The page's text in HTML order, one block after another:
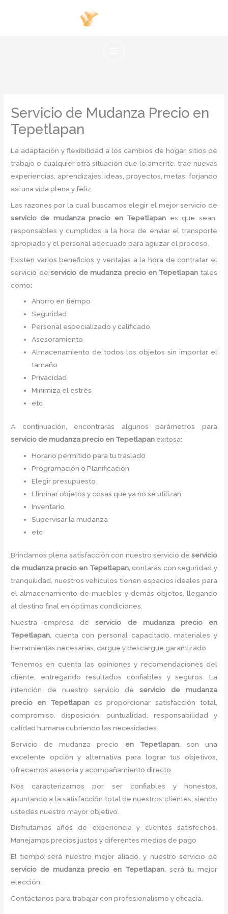
Servicio de Mudanza Precio en
Tepetlapan
La adaptación y flexibilidad a los cambios de hogar, sitios de
trabajo o cualquier otra situación que lo amerite, trae nuevas
experiencias, aprendizajes, ideas, proyectos, metas, forjando
así una vida plena y feliz.
Las razones por la cual buscamos elegir el mejor servicio de
servicio de mudanza precio en Tepetlapan es que sean
responsables y cumplidos a la hora de enviar el transporte
apropiado y el personal adecuado para agilizar el proceso.
Existen varios beneficios y ventajas a la hora de contratar el
servicio de servicio de mudanza precio en Tepetlapan tales
como:
Ahorro en tiempo
Seguridad
Personal especializado y calificado
Asesoramiento
Almacenamiento de todos los objetos sin importar el
tamaño
Privacidad
Minimiza el estrés
etc
A continuación, encontrarás algunos parámetros para
servicio de mudanza precio en Tepetlapan exitosa:
Horario permitido para tu traslado
Programación o Planificación
Elegir presupuesto
Eliminar objetos y cosas que ya no se utilizan
Inventario
Supervisar la mudanza
etc
Brindamos plena satisfacción con nuestro servicio de servicio
de mudanza precio en Tepetlapan, contarás con seguridad y
tranquilidad, nuestros vehículos tienen espacios ideales para
el almacenamiento de muebles y demás objetos, llegando
al destino final en óptimas condiciones.
Nuestra empresa deservicio de mudanza precio
en
Tepetlapan , cuenta con personal capacitado, materiales y
herramientas necesarias, cargue y descargue garantizado.
Tenemos en cuenta las opiniones y recomendaciones del
cliente, entregando resultados confiables y seguros. La
intención de nuestro servicio de servicio de mudanza
precio
en Tepetlapanes proporcionar satisfacción total,
compromiso, disposición, puntualidad, responsabilidad y
calidad humana cubriendo las necesidades.
Servicio de mudanza precio en Tepetlapan, son una
excelente opción y alternativa para lograr tus objetivos,
ofrecemos asesoría y acompañamiento directo.
Nos caracterizamos por ser confiables y honestos,
apuntando a la satisfacción total de nuestros clientes, siendo
ustedes nuestro mayor objetivo.
Disfrutamos años de experiencia y clientes satisfechos.
Manejamos precios justos y diferentes medios de pago
El tiempo será nuestro mejor aliado, y nuestro servicio de
servicio de mudanza precio en Tepetlapan, será tu mejor
elección.
Contáctanos para trabajar con profesionalismo y eficacia.